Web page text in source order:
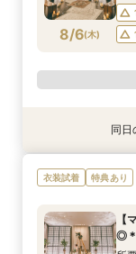
8/6(木)
特典あり
＼
応
特典あり
期
き
特典あり
【
得
所
同日
衣装試着 特典あり
【
◎